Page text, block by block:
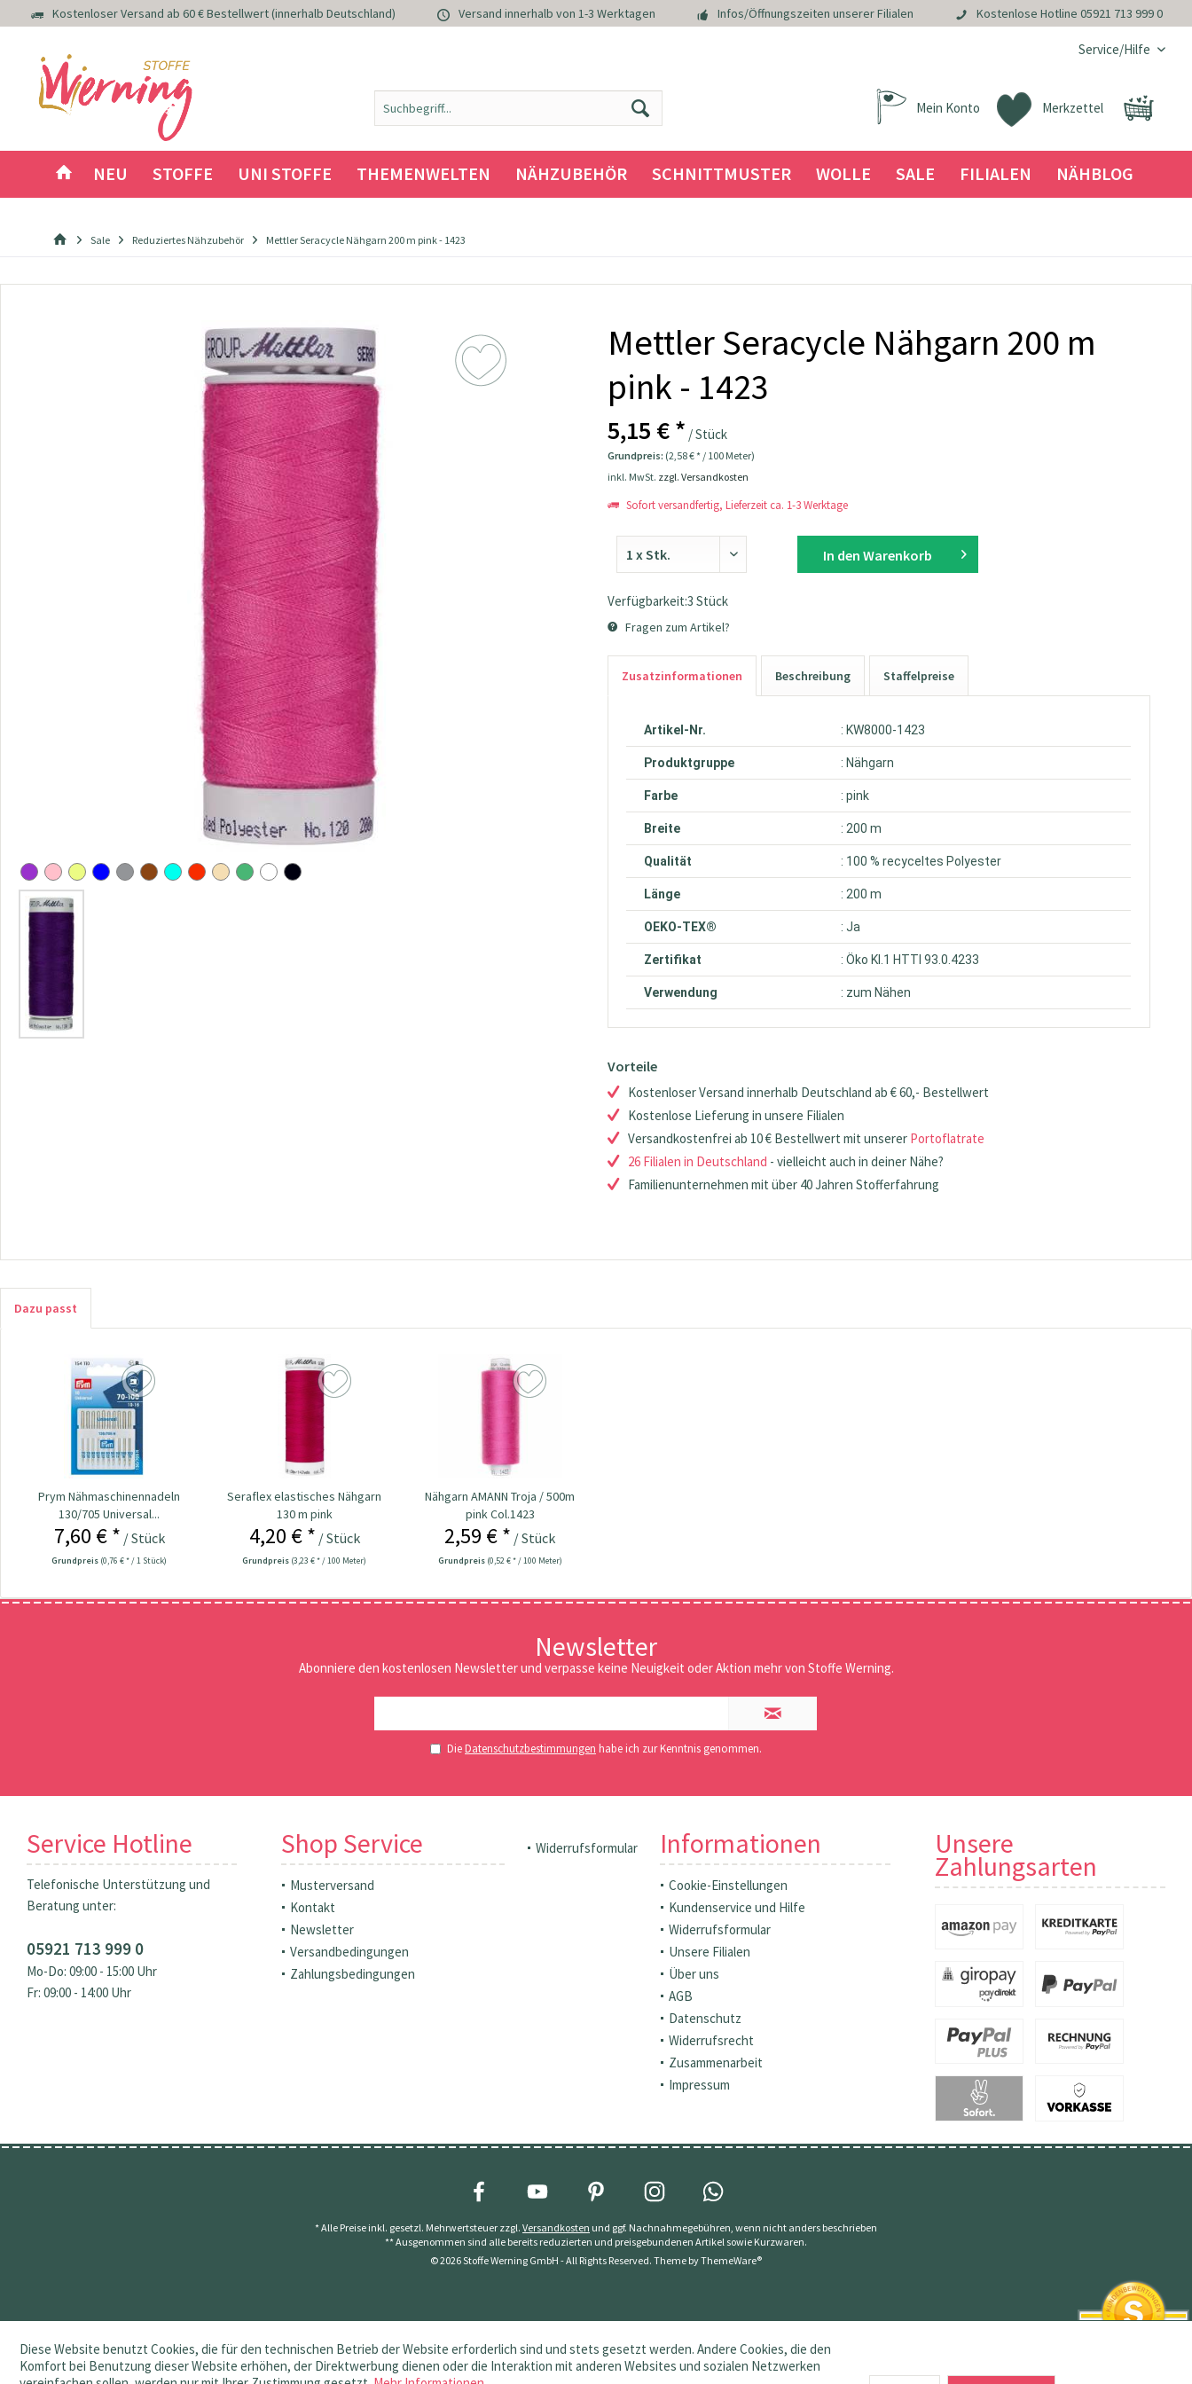
Kostenloser Versand ab 60 € Bestellwert (innerhalb Deutschland) Versand innerhalb von 1-3 Werktagen Infos/Öffnungszeiten unserer Filialen Kostenlose Hotline 05921 713 999 0
Service/Hilfe
Merkzettel
Mein Konto
NEU STOFFE UNI STOFFE THEMENWELTEN NÄHZUBEHÖR SCHNITTMUSTER WOLLE SALE FILIALEN NÄHBLOG
Sale Reduziertes Nähzubehör Mettler Seracycle Nähgarn 200 m pink - 1423
Mettler Seracycle Nähgarn 200 m
pink - 1423
5,15 € * / Stück
Grundpreis: (2,58 € * / 100 Meter)
inkl. MwSt. zzgl. Versandkosten
Sofort versandfertig, Lieferzeit ca. 1-3 Werktage
In den Warenkorb
Verfügbarkeit:3 Stück
Fragen zum Artikel?
Zusatzinformationen Beschreibung Staffelpreise
Artikel-Nr. : KW8000-1423
Produktgruppe : Nähgarn
Farbe : pink
Breite : 200 m
Qualität : 100 % recyceltes Polyester
Länge : 200 m
OEKO-TEX® : Ja
Zertifikat : Öko Kl.1 HTTI 93.0.4233
Verwendung : zum Nähen
Vorteile
Kostenloser Versand innerhalb Deutschland ab € 60,- Bestellwert
Kostenlose Lieferung in unsere Filialen
Versandkostenfrei ab 10 € Bestellwert mit unserer Portoflatrate
26 Filialen in Deutschland - vielleicht auch in deiner Nähe?
Familienunternehmen mit über 40 Jahren Stofferfahrung
Dazu passt
Prym Nähmaschinennadeln
130/705 Universal...
7,60 € * / Stück
Grundpreis (0,76 € * / 1 Stück)
Seraflex elastisches Nähgarn
130 m pink
4,20 € * / Stück
Grundpreis (3,23 € * / 100 Meter)
Nähgarn AMANN Troja / 500m
pink Col.1423
2,59 € * / Stück
Grundpreis (0,52 € * / 100 Meter)
Newsletter
Abonniere den kostenlosen Newsletter und verpasse keine Neuigkeit oder Aktion mehr von Stoffe Werning.
DieDatenschutzbestimmungen habe ich zur Kenntnis genommen.
Service Hotline
Telefonische Unterstützung und
Beratung unter:
05921 713 999 0
Mo-Do: 09:00 - 15:00 Uhr
Fr: 09:00 - 14:00 Uhr
Shop Service
Musterversand
Kontakt
Newsletter
Versandbedingungen
Zahlungsbedingungen
Widerrufsformular Informationen
Cookie-Einstellungen
Kundenservice und Hilfe
Widerrufsformular
Unsere Filialen
Über uns
AGB
Datenschutz
Widerrufsrecht
Zusammenarbeit
Impressum
Unsere
Zahlungsarten
* Alle Preise inkl. gesetzl. Mehrwertsteuer zzgl. Versandkosten und ggf. Nachnahmegebühren, wenn nicht anders beschrieben
** Ausgenommen sind alle bereits reduzierten und preisgebundenen Artikel sowie Kurzwaren.
© 2026 Stoffe Werning GmbH - All Rights Reserved. Theme byThemeWare®
Diese Website benutzt Cookies, die für den technischen Betrieb der Website erforderlich sind und stets gesetzt werden. Andere Cookies, die den
Komfort bei Benutzung dieser Website erhöhen, der Direktwerbung dienen oder die Interaktion mit anderen Websites und sozialen Netzwerken